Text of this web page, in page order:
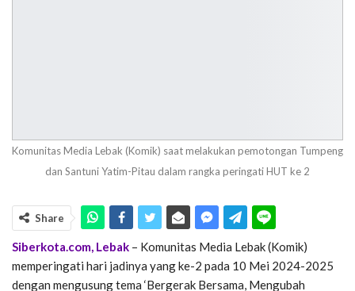
Komunitas Media Lebak (Komik) saat melakukan pemotongan Tumpeng
dan Santuni Yatim-Pitau dalam rangka peringati HUT ke 2
Share
Siberkota.com, Lebak – Komunitas Media Lebak (Komik)
memperingati hari jadinya yang ke-2 pada 10 Mei 2024-2025
dengan mengusung tema ‘Bergerak Bersama, Mengubah